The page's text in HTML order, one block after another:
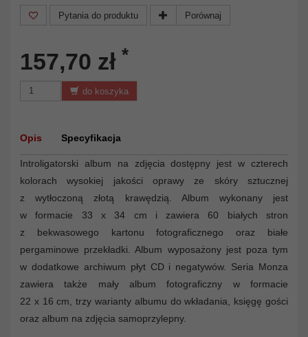
Pytania do produktu Porównaj
157,70 zł *
do koszyka
Opis Specyfikacja
Introligatorski album na zdjęcia dostępny jest w czterech
kolorach wysokiej jakości oprawy ze skóry sztucznej
z wytłoczoną złotą krawędzią. Album wykonany jest
w formacie 33 x 34 cm i zawiera 60 białych stron
z bekwasowego kartonu fotograficznego oraz białe
pergaminowe przekładki. Album wyposażony jest poza tym
w dodatkowe archiwum płyt CD i negatywów. Seria Monza
zawiera także mały album fotograficzny w formacie
22 x 16 cm, trzy warianty albumu do wkładania, księgę gości
oraz album na zdjęcia samoprzylepny.